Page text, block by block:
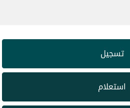
تسجيل
استعلام